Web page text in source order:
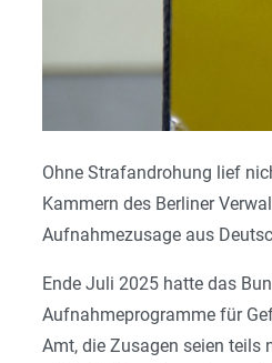
Ohne Strafandrohung lief
Kammern des Berliner
Aufnahmezusage aus
Ende Juli 2025 hatte das
Aufnahmeprogramme für
Amt, die Zusagen seien teils